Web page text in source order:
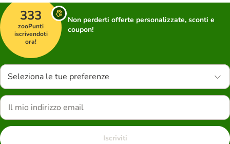
333
zooPunti
iscrivendoti
ora!
Non perderti offerte personalizzate, sconti e
coupon!
Seleziona le tue preferenze
Iscriviti